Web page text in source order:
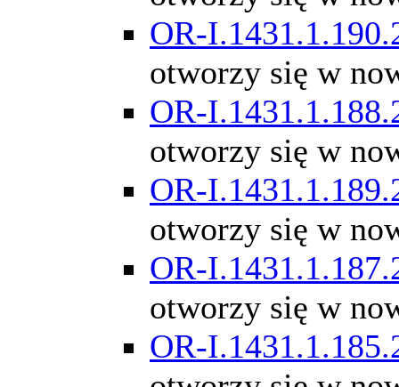
OR-
otworzy się w
OR-
otworzy się w
OR-
otworzy się w
OR-
otworzy się w
OR-